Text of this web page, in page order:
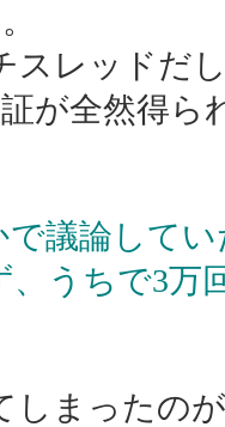
スレッドだ
が全然得ら
で議論して
、うちで3万
しまったの